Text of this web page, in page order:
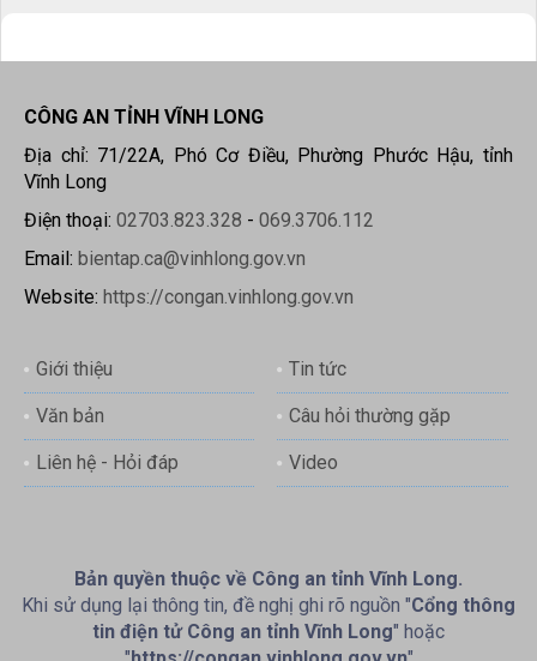
CÔNG AN TỈNH VĨNH LONG
Địa chỉ: 71/22A, Phó Cơ Điều, Phường Phước Hậu, tỉnh
Vĩnh Long
Điện thoại: 02703.823.328 - 069.3706.112
Email: bientap.ca@vinhlong.gov.vn
Website: https://congan.vinhlong.gov.vn
Giới thiệu Tin tức
Văn bản Câu hỏi thường gặp
Liên hệ - Hỏi đáp Video
Bản quyền thuộc về Công an tỉnh Vĩnh Long.
Khi sử dụng lại thông tin, đề nghị ghi rõ nguồn "Cổng thông
tin điện tử Công an tỉnh Vĩnh Long" hoặc